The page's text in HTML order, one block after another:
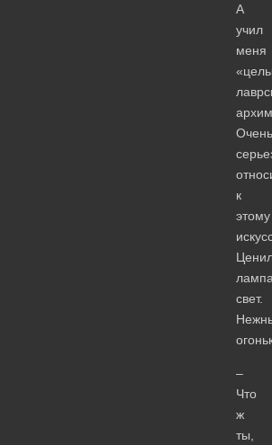
А
учил
меня
Очень
к
этому
свет.
–
Что
ж
ты,